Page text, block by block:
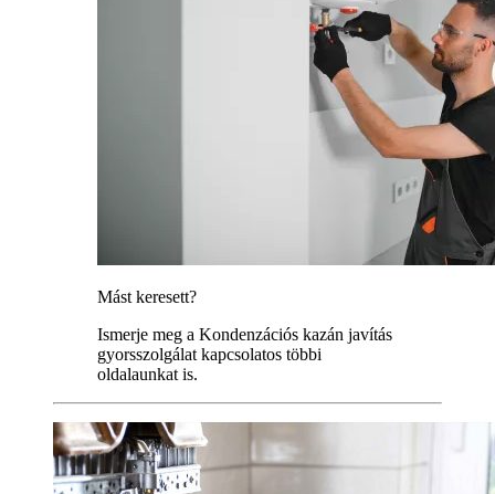
Mást keresett?
Ismerje meg a Kondenzációs kazán javítás
gyorsszolgálat kapcsolatos többi
oldalaunkat is.